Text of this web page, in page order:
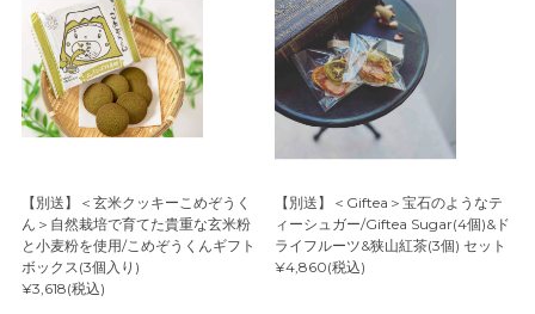
【別送】＜玄米クッキーこめぞうく
ん＞自然栽培で育てた貴重な玄米粉
と小麦粉を使用/こめぞうくんギフト
ボックス(3個入り)
¥3,618(税込)
【別送】＜Giftea＞宝石のようなテ
ィーシュガー/Giftea Sugar(4個)&ド
ライフルーツ&狭山紅茶(3個) セット
¥4,860(税込)